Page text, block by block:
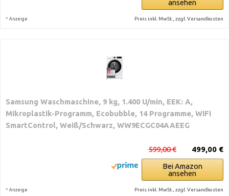
ansehen
* Anzeige Preis inkl. MwSt., zzgl. Versandkosten
Samsung Waschmaschine, 9 kg, 1.400 U/min, EEK: A,
Mikroplastik-Programm, Ecobubble, 14 Programme, WiFi
SmartControl, Weiß/Schwarz, WW9ECGC04AAEEG
499,00 €
599,00 €
Bei Amazon
ansehen
* Anzeige Preis inkl. MwSt., zzgl. Versandkosten